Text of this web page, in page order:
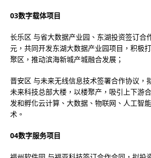
03数字载体项目
长乐区 与省大数据产业园、东湖投资签订合
元，共同开发东湖大数据产业园项目，积极
聚区，推动滨海新城产城融合发展；
晋安区 与未来无线信息技术签署合作协议，
未来科技总部大楼，以楼聚产，吸引上下游
发和孵化云计算、大数据、物联网、人工智
术。
04数字服务项目